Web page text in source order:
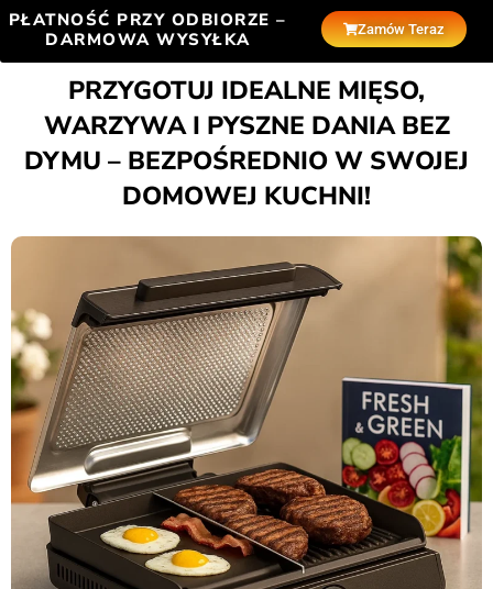
PŁATNOŚĆ PRZY ODBIORZE –
DARMOWA WYSYŁKA
Zamów Teraz
PRZYGOTUJ IDEALNE MIĘSO,
WARZYWA I PYSZNE DANIA BEZ
DYMU – BEZPOŚREDNIO W SWOJEJ
DOMOWEJ KUCHNI!